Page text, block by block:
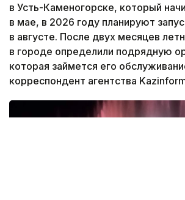
в Усть-Каменогорске, который
в мае, в 2026 году планируют
в августе. После двух месяцев
в городе определили подрядную
которая займется его
корреспондент агентства